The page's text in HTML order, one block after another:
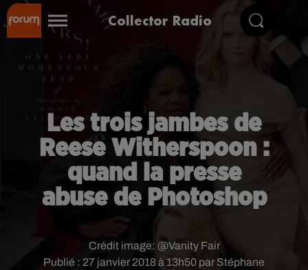
Collector Radio
Les trois jambes de
Reese Witherspoon :
quand la presse
abuse de Photoshop
Publié : 27 janvier 2018 à 13h50 par Stéphane
Crédit image: @Vanity Fair